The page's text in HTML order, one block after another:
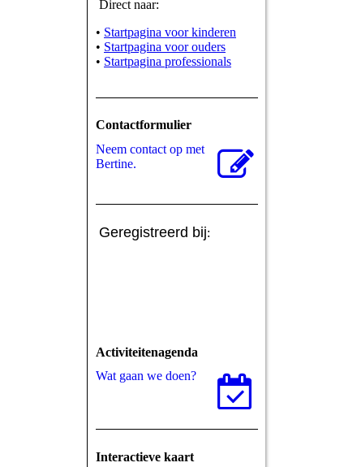
Direct naar:
• Startpagina voor kinderen
• Startpagina voor ouders
• Startpagina professionals
Contactformulier
Neem contact op met
Bertine.
Geregistreerd bij:
Activiteitenagenda
Wat gaan we doen?
Interactieve kaart